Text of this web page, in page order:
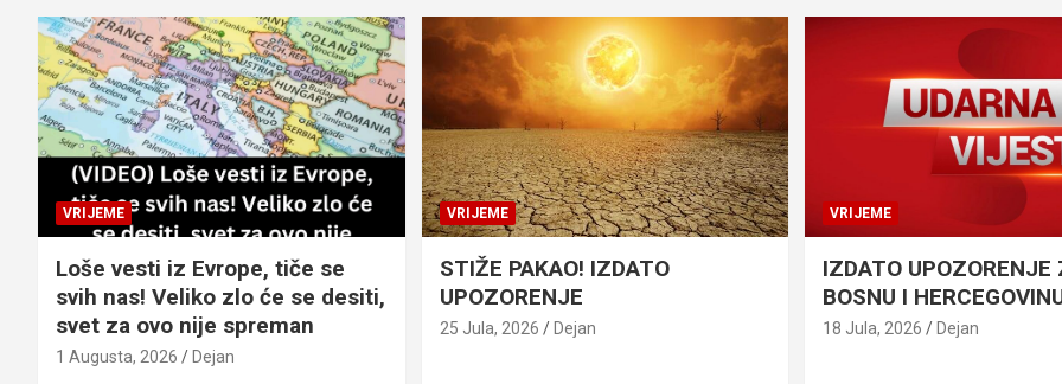
VRIJEME
Loše vesti iz Evrope, tiče se
svih nas! Veliko zlo će se desiti,
svet za ovo nije spreman
1 Augusta, 2026 Dejan
VRIJEME
STIŽE PAKAO! IZDATO
UPOZORENJE
25 Jula, 2026 Dejan
VRIJEME
IZDATO UPOZORENJE
BOSNU I
18 Jula, 2026 Dejan